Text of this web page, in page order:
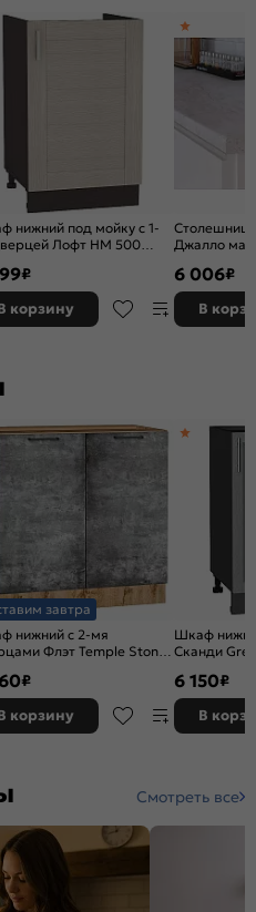
нижний под мойку с 1-
Лофт НМ 500
₽
корзину
Джалло
6 006₽
В
завтра
нижний с 2-мя
Флэт Temple Stone
₽
корзину
Шкаф
Сканди
6 150₽
В
Смотреть все